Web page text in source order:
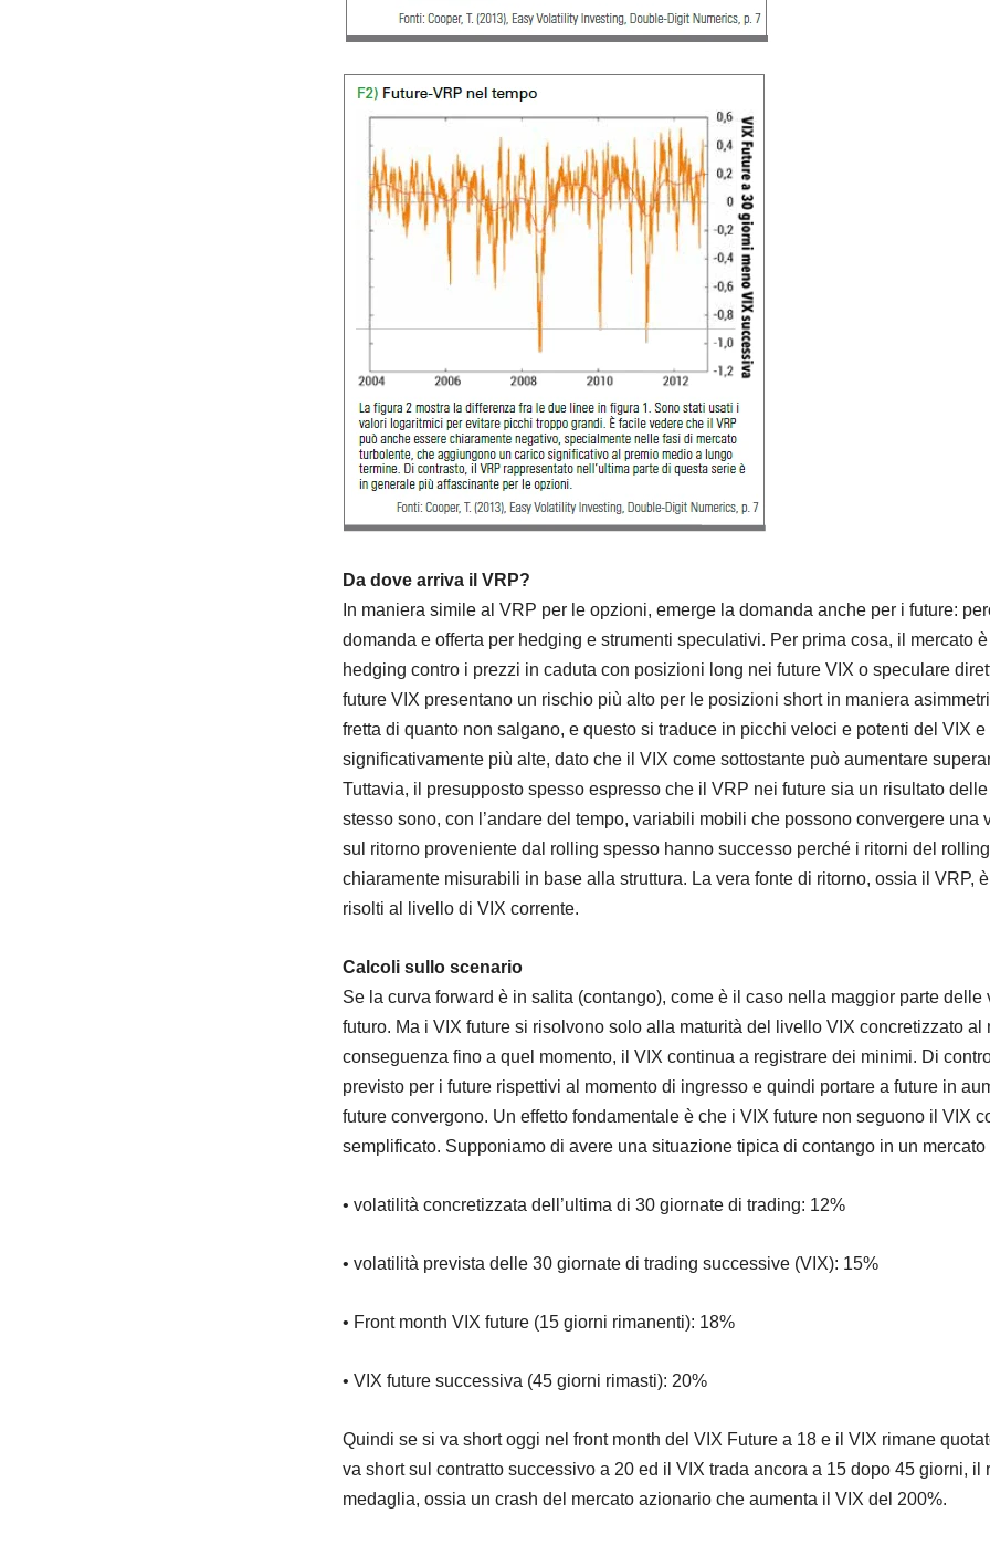
Da dove arriva il VRP?
In maniera simile al VRP per le opzioni, emerge la domanda anche per i future:
domanda e offerta per hedging e strumenti speculativi. Per prima cosa, il
hedging contro i prezzi in caduta con posizioni long nei future VIX o speculare
future VIX presentano un rischio più alto per le posizioni short in maniera
fretta di quanto non salgano, e questo si traduce in picchi veloci e potenti del VIX
significativamente più alte, dato che il VIX come sottostante può aumentare
Tuttavia, il presupposto spesso espresso che il VRP nei future sia un risultato
stesso sono, con l’andare del tempo, variabili mobili che possono convergere
sul ritorno proveniente dal rolling spesso hanno successo perché i ritorni del
chiaramente misurabili in base alla struttura. La vera fonte di ritorno, ossia il
risolti al livello di VIX corrente.
Calcoli sullo scenario
Se la curva forward è in salita (contango), come è il caso nella maggior parte
futuro. Ma i VIX future si risolvono solo alla maturità del livello VIX concretizzato
conseguenza fino a quel momento, il VIX continua a registrare dei minimi. Di
previsto per i future rispettivi al momento di ingresso e quindi portare a future in
future convergono. Un effetto fondamentale è che i VIX future non seguono il VIX
semplificato. Supponiamo di avere una situazione tipica di contango in un
• volatilità concretizzata dell’ultima di 30 giornate di trading: 12%
• volatilità prevista delle 30 giornate di trading successive (VIX): 15%
• Front month VIX future (15 giorni rimanenti): 18%
• VIX future successiva (45 giorni rimasti): 20%
Quindi se si va short oggi nel front month del VIX Future a 18 e il VIX rimane
va short sul contratto successivo a 20 ed il VIX trada ancora a 15 dopo 45 giorni,
medaglia, ossia un crash del mercato azionario che aumenta il VIX del 200%.